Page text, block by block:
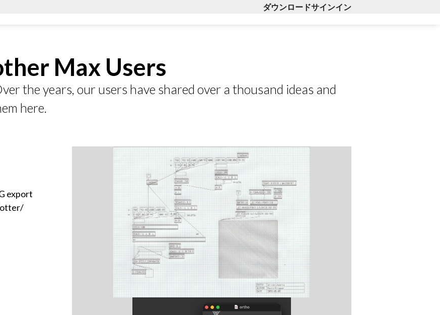
ダウンロードサインイン
Max Users
the years, our users have shared over a thousand ideas and
here.
export